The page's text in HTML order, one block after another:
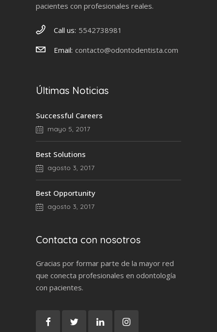
pacientes con profesionales reales.
Call us: 5542738981
Email: contacto@odontodentista.com
Últimas Noticias
Successful Careers
mayo 5, 2017
Best Solutions
agosto 3, 2017
Best Opportunity
agosto 3, 2017
Contacta con nosotros
Gracias por formar parte de la mayor red
que conecta profesionales en odontología
con pacientes.